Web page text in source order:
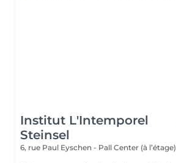
Institut L'Intemporel
Steinsel
6, rue Paul Eyschen - Pall Center (à l’étage)